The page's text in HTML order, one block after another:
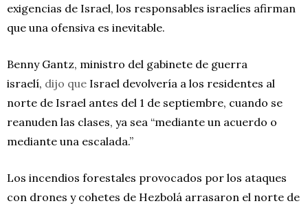
exigencias de Israel, los responsables israelíes afirman
que una ofensiva es inevitable.
Benny Gantz, ministro del gabinete de guerra
israelí, dijo que Israel devolvería a los residentes al
norte de Israel antes del 1 de septiembre, cuando se
reanuden las clases, ya sea “mediante un acuerdo o
mediante una escalada.”
Los incendios forestales provocados por los ataques
con drones y cohetes de Hezbolá arrasaron el norte de